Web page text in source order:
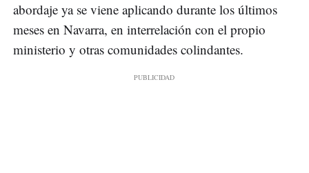
abordaje ya se viene aplicando durante los últimos
meses en Navarra, en interrelación con el propio
ministerio y otras comunidades colindantes.